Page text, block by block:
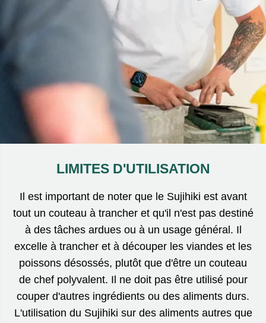
LIMITES D'UTILISATION
Il est important de noter que le Sujihiki est avant
tout un couteau à trancher et qu'il n'est pas destiné
à des tâches ardues ou à un usage général. Il
excelle à trancher et à découper les viandes et les
poissons désossés, plutôt que d'être un couteau
de chef polyvalent. Il ne doit pas être utilisé pour
couper d'autres ingrédients ou des aliments durs.
L'utilisation du Sujihiki sur des aliments autres que